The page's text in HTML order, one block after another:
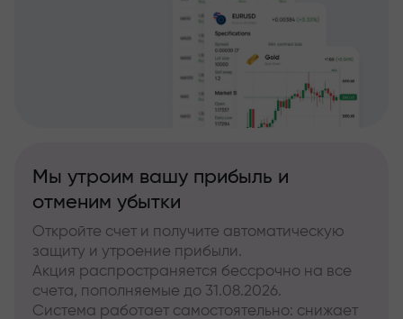
Мы утроим вашу прибыль и
отменим убытки
Откройте счет и получите автоматическую
защиту и утроение прибыли.
Акция распространяется бессрочно на все
счета, пополняемые до 31.08.2026.
Система работает самостоятельно: снижает